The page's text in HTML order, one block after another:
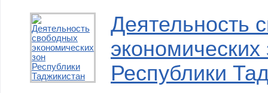
Деятельность
экономических
Республики